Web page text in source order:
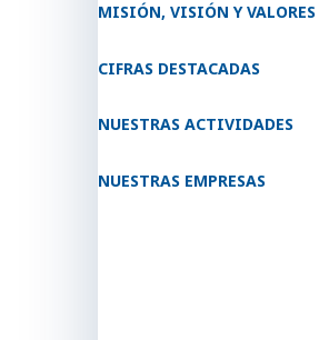
MISIÓN, VISIÓN Y VALORES
CIFRAS DESTACADAS
NUESTRAS ACTIVIDADES
NUESTRAS EMPRESAS